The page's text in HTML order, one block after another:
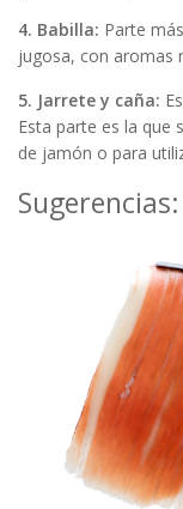
4. Babilla: Parte
jugosa, con aromas
5. Jarrete y caña:
Esta parte es la que
de jamón o para
Sugerencias: